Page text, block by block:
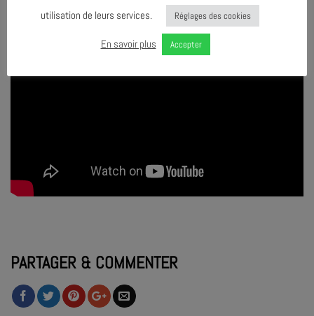
PARTAGER & COMMENTER
utilisation de leurs services.
Réglages des cookies
En savoir plus Accepter